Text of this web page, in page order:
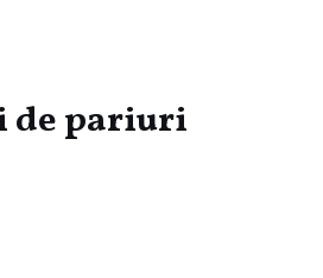
de pariuri